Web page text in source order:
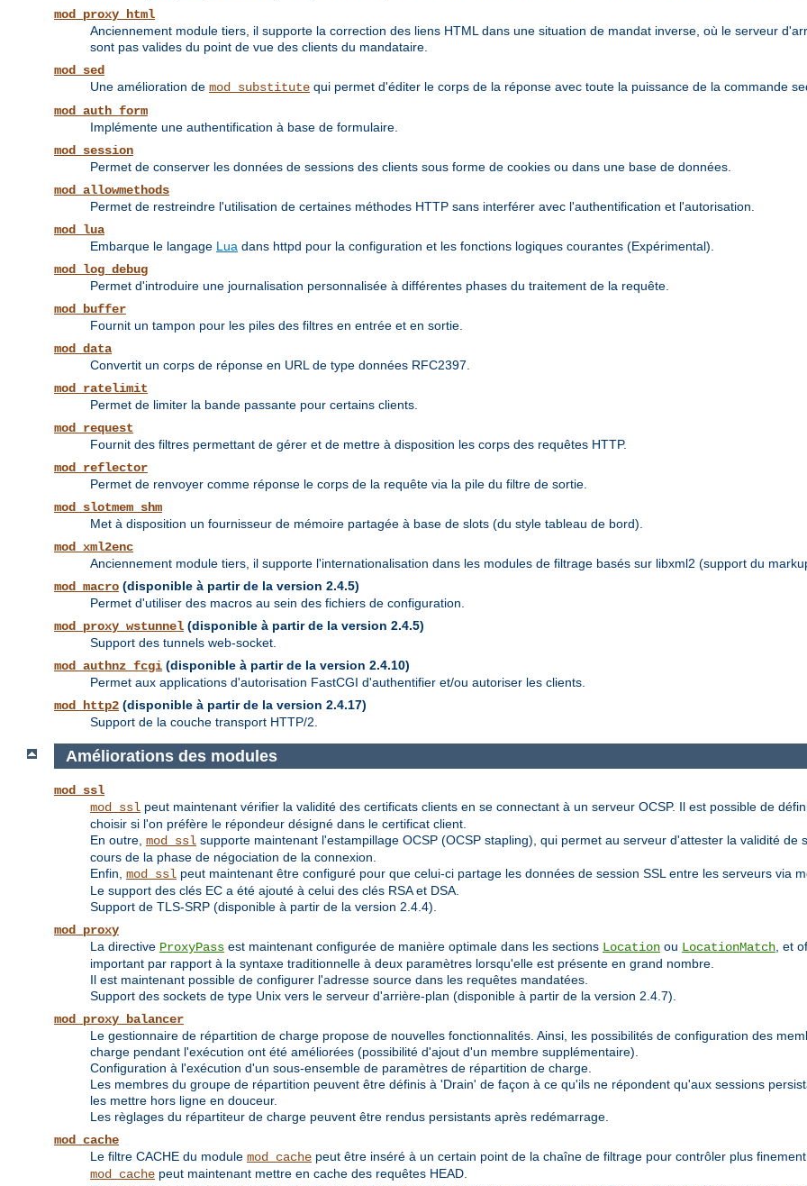
mod_proxy_html
Anciennement module tiers, il supporte la correction des liens HTML dans une situation de mandat inverse, où le serveur
sont pas valides du point de vue des clients du mandataire.
mod_sed
Une amélioration de mod_substitute qui permet d'éditer le corps de la réponse avec toute la puissance de la commande
mod_auth_form
Implémente une authentification à base de formulaire.
mod_session
Permet de conserver les données de sessions des clients sous forme de cookies ou dans une base de données.
mod_allowmethods
Permet de restreindre l'utilisation de certaines méthodes HTTP sans interférer avec l'authentification et l'autorisation.
mod_lua
Embarque le langage Lua dans httpd pour la configuration et les fonctions logiques courantes (Expérimental).
mod_log_debug
Permet d'introduire une journalisation personnalisée à différentes phases du traitement de la requête.
mod_buffer
Fournit un tampon pour les piles des filtres en entrée et en sortie.
mod_data
Convertit un corps de réponse en URL de type données RFC2397.
mod_ratelimit
Permet de limiter la bande passante pour certains clients.
mod_request
Fournit des filtres permettant de gérer et de mettre à disposition les corps des requêtes HTTP.
mod_reflector
Permet de renvoyer comme réponse le corps de la requête via la pile du filtre de sortie.
mod_slotmem_shm
Met à disposition un fournisseur de mémoire partagée à base de slots (du style tableau de bord).
mod_xml2enc
Anciennement module tiers, il supporte l'internationalisation dans les modules de filtrage basés sur libxml2 (support du
mod_macro (disponible à partir de la version 2.4.5)
Permet d'utiliser des macros au sein des fichiers de configuration.
mod_proxy_wstunnel (disponible à partir de la version 2.4.5)
Support des tunnels web-socket.
mod_authnz_fcgi (disponible à partir de la version 2.4.10)
Permet aux applications d'autorisation FastCGI d'authentifier et/ou autoriser les clients.
mod_http2 (disponible à partir de la version 2.4.17)
Support de la couche transport HTTP/2.
Améliorations des modules
mod_ssl
mod_ssl peut maintenant vérifier la validité des certificats clients en se connectant à un serveur OCSP. Il est possible de
choisir si l'on préfère le répondeur désigné dans le certificat client.
En outre, mod_ssl supporte maintenant l'estampillage OCSP (OCSP stapling), qui permet au serveur d'attester la validité de
cours de la phase de négociation de la connexion.
Enfin, mod_ssl peut maintenant être configuré pour que celui-ci partage les données de session SSL entre les serveurs via
Le support des clés EC a été ajouté à celui des clés RSA et DSA.
Support de TLS-SRP (disponible à partir de la version 2.4.4).
mod_proxy
La directive ProxyPass est maintenant configurée de manière optimale dans les sections Location ou LocationMatch, et
important par rapport à la syntaxe traditionnelle à deux paramètres lorsqu'elle est présente en grand nombre.
Il est maintenant possible de configurer l'adresse source dans les requêtes mandatées.
Support des sockets de type Unix vers le serveur d'arrière-plan (disponible à partir de la version 2.4.7).
mod_proxy_balancer
Le gestionnaire de répartition de charge propose de nouvelles fonctionnalités. Ainsi, les possibilités de configuration des
charge pendant l'exécution ont été améliorées (possibilité d'ajout d'un membre supplémentaire).
Configuration à l'exécution d'un sous-ensemble de paramètres de répartition de charge.
Les membres du groupe de répartition peuvent être définis à 'Drain' de façon à ce qu'ils ne répondent qu'aux sessions
les mettre hors ligne en douceur.
Les règlages du répartiteur de charge peuvent être rendus persistants après redémarrage.
mod_cache
Le filtre CACHE du module mod_cache peut être inséré à un certain point de la chaîne de filtrage pour contrôler plus
mod_cache peut maintenant mettre en cache des requêtes HEAD.